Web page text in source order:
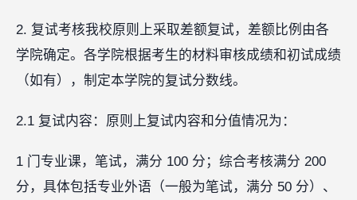
2. 复试考核我校原则上采取差额复试，差额比例由各
学院确定。各学院根据考生的材料审核成绩和初试成绩
（如有），制定本学院的复试分数线。
2.1 复试内容：原则上复试内容和分值情况为：
1 门专业课，笔试，满分 100 分；综合考核满分 200
分，具体包括专业外语（一般为笔试，满分 50 分）、